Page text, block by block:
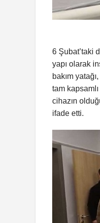
6 Şubat’taki
yapı olarak
bakım
tam
cihazın
ifade etti.